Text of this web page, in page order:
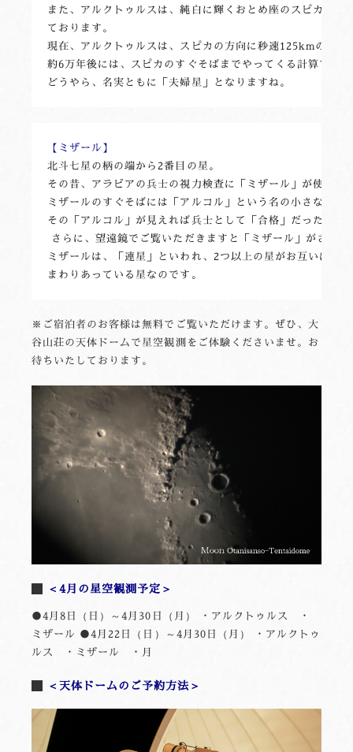
また、アルクトゥルスは、純白に輝くおとめ座のスピカと共
ております。
現在、アルクトゥルスは、スピカの方向に秒速125kmのスピ
約6万年後には、スピカのすぐそばまでやってくる計算です。
どうやら、名実ともに「夫婦星」となりますね。
【ミザール】
北斗七星の柄の端から2番目の星。
その昔、アラビアの兵士の視力検査に「ミザール」が使われ
ミザールのすぐそばには「アルコル」という名の小さな星が
その「アルコル」が見えれば兵士として「合格」だったわけ
さらに、望遠鏡でご覧いただきますと「ミザール」がさら
ミザールは、「連星」といわれ、2つ以上の星がお互いに重
まわりあっている星なのです。
※ご宿泊者のお客様は無料でご覧いただけます。ぜひ、大
谷山荘の天体ドームで星空観測をご体験くださいませ。お
待ちいたしております。
＜4月の星空観測予定＞
●4月8日（日）～4月30日（月） ・アルクトゥルス ・
ミザール ●4月22日（日）～4月30日（月） ・アルクトゥ
ルス ・ミザール ・月
＜天体ドームのご予約方法＞